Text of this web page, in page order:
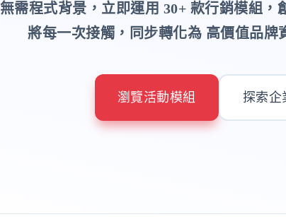
無需程式背景，立即運用 30+ 款行銷模組，
將每一次接觸，同步轉化為 高價值品牌
瀏覽活動模組 探索企